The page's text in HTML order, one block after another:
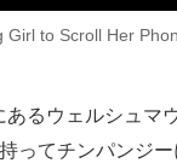
較・事例
Girl to Scroll Her
るウェルシュマ
ってチンパンジ